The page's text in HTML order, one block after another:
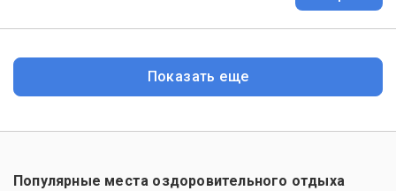
Показать еще
Популярные места оздоровительного отдыха